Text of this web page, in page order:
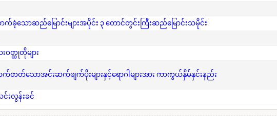
ခဲ့သောဆည်မြောင်းများအပိုင်း ၃ တောင်တွင်းကြီးဆည်မြောင်းသမိုင်း
တ္ထုတိုများ
က်တတ်သောအင်းဆက်ဖျက်ပိုးများနှင့်ရောဂါများအား ကာကွယ်နှိမ်နှင်းနည်း
င်းလွန်းခင်